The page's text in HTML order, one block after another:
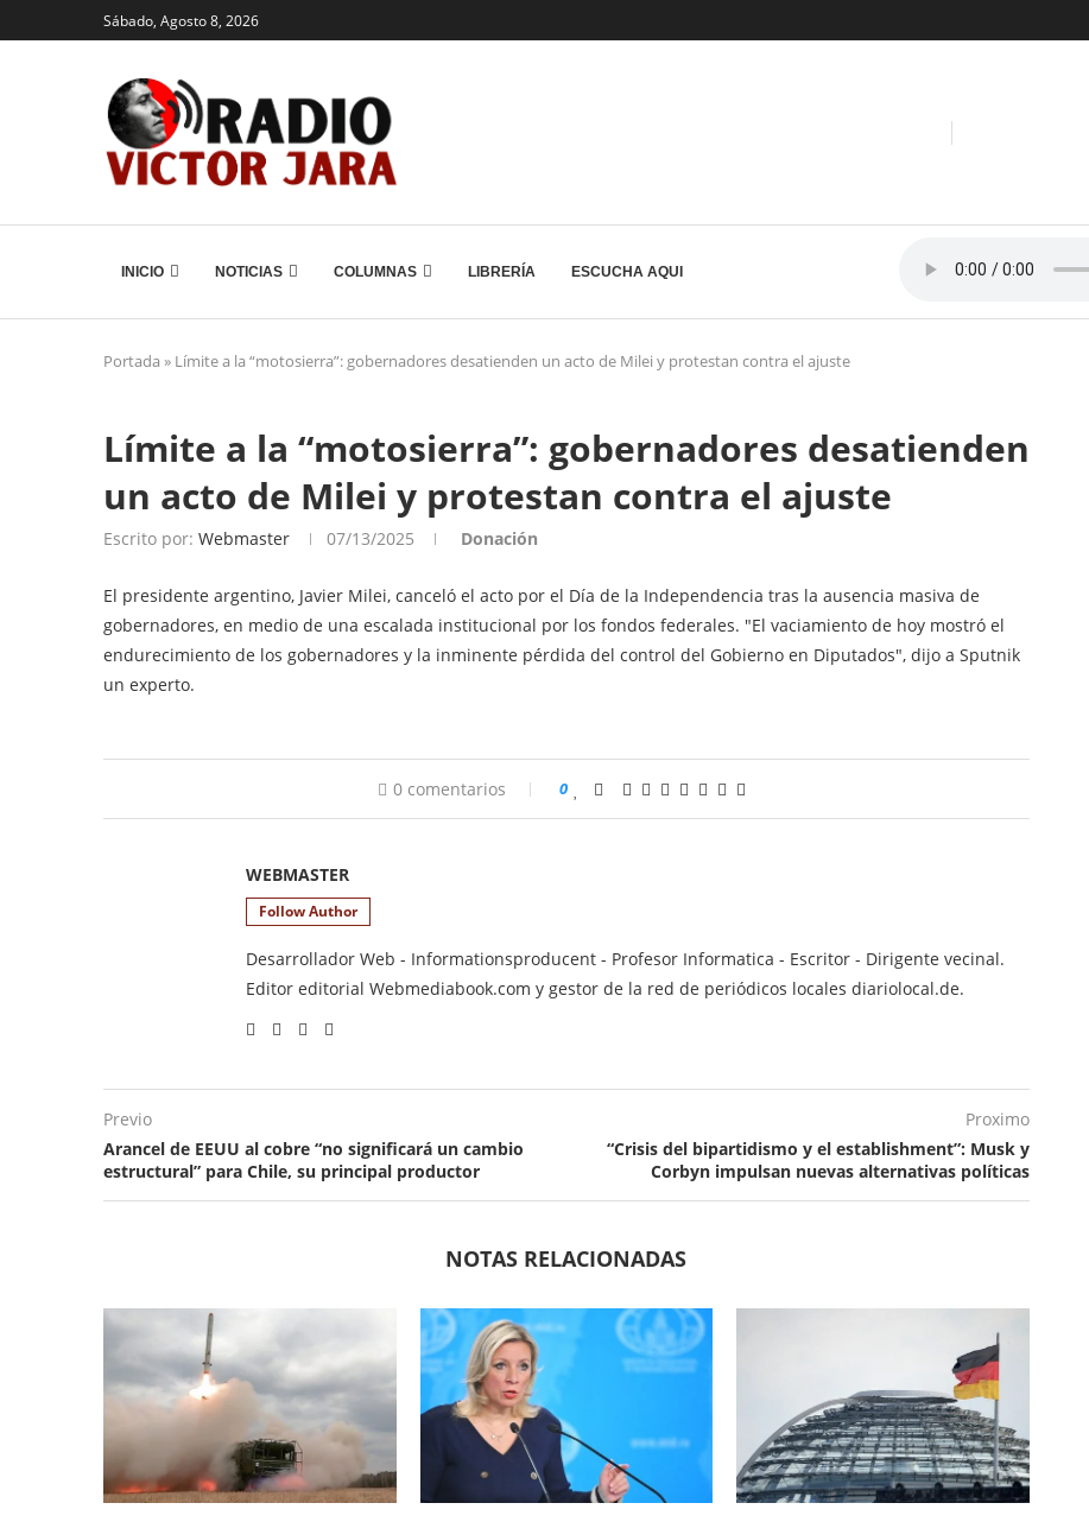
Sábado, Agosto 8, 2026
INICIO NOTICIAS COLUMNAS LIBRERÍA ESCUCHA AQUI
Portada » Límite a la “motosierra”: gobernadores desatienden un acto de Milei y protestan contra el ajuste
Límite a la “motosierra”: gobernadores desatienden
un acto de Milei y protestan contra el ajuste
Escrito por: Webmaster 07/13/2025 Donación
El presidente argentino, Javier Milei, canceló el acto por el Día de la Independencia tras la ausencia masiva de
gobernadores, en medio de una escalada institucional por los fondos federales. "El vaciamiento de hoy mostró el
endurecimiento de los gobernadores y la inminente pérdida del control del Gobierno en Diputados", dijo a Sputnik
un experto.
0 comentarios 0
WEBMASTER
Follow Author
Desarrollador Web - Informationsproducent - Profesor Informatica - Escritor - Dirigente vecinal.
Editor editorial Webmediabook.com y gestor de la red de periódicos locales diariolocal.de.
Previo
Arancel de EEUU al cobre “no significará un cambio
estructural” para Chile, su principal productor
Proximo
“Crisis del bipartidismo y el establishment”: Musk y
Corbyn impulsan nuevas alternativas políticas
NOTAS RELACIONADAS